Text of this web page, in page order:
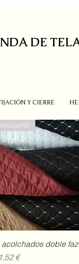
DE
Y CIERRE
Vista rápida
acolchados doble faz
Precio de oferta
1,52 €